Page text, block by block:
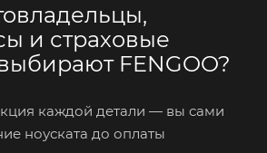
и страховые
FENGOO?
каждой детали — вы сами
ноуската до оплаты